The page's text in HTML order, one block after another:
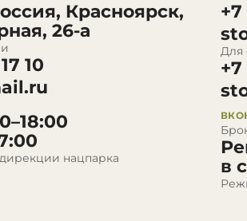
Красноярск,
26-а
10
нацпарка
Для
+7
в